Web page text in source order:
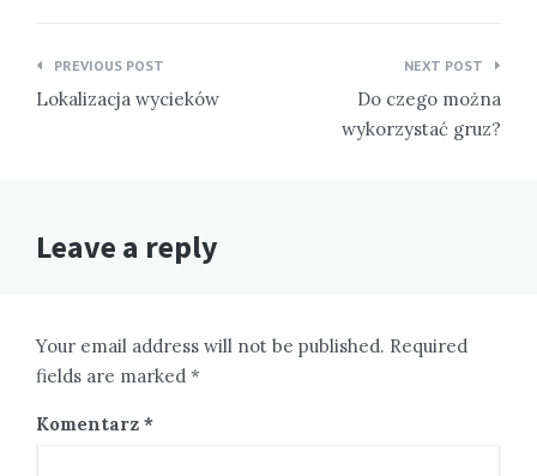
Nawigacja
wpisu
PREVIOUS POST
Lokalizacja wycieków
NEXT POST
Do czego można
wykorzystać gruz?
Leave a reply
Your email address will not be published. Required
fields are marked *
Komentarz *